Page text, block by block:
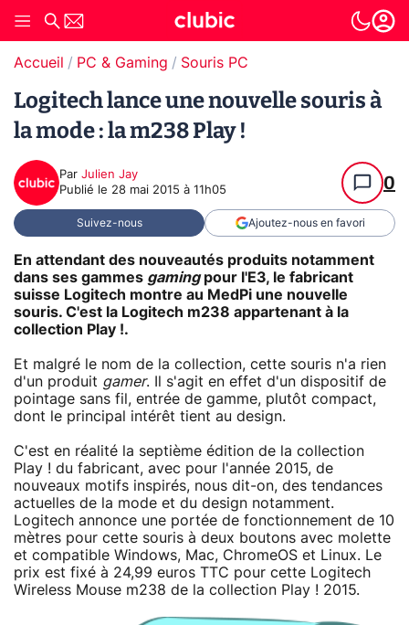
Accueil PC & Gaming Souris PC
Logitech lance une nouvelle souris à
la mode : la m238 Play !
Par Julien Jay
Publié le 28 mai 2015 à 11h05 0
Suivez-nous Ajoutez-nous en favori
En attendant des nouveautés produits notamment
dans ses gammes gamingpour l'E3, le fabricant
suisse Logitech montre au MedPi une nouvelle
souris. C'est la Logitech m238 appartenant à la
collection Play !.
Et malgré le nom de la collection, cette souris n'a rien
d'un produit gamer. Il s'agit en effet d'un dispositif de
pointage sans fil, entrée de gamme, plutôt compact,
dont le principal intérêt tient au design.
C'est en réalité la septième édition de la collection
Play ! du fabricant, avec pour l'année 2015, de
nouveaux motifs inspirés, nous dit-on, des tendances
actuelles de la mode et du design notamment.
Logitech annonce une portée de fonctionnement de 10
mètres pour cette souris à deux boutons avec molette
et compatible Windows, Mac, ChromeOS et Linux. Le
prix est fixé à 24,99 euros TTC pour cette Logitech
Wireless Mouse m238 de la collection Play ! 2015.